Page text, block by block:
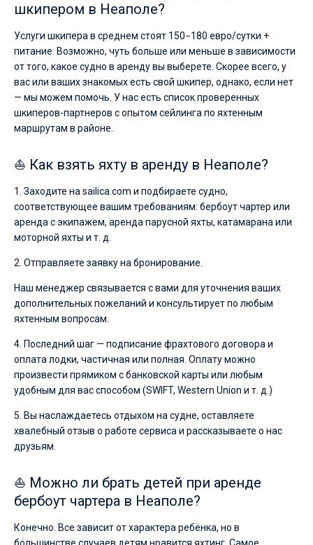
шкипером в Неаполе?
Услуги шкипера в среднем стоят 150−180 евро/сутки +
питание. Возможно, чуть больше или меньше в зависимости
от того, какое судно в аренду вы выберете. Скорее всего, у
вас или ваших знакомых есть свой шкипер, однако, если нет
— мы можем помочь. У нас есть список проверенных
шкиперов-партнеров с опытом сейлинга по яхтенным
маршрутам в районе.
⛵ Как взять яхту в аренду в Неаполе?
1. Заходите на sailica.com и подбираете судно,
соответствующее вашим требованиям: бербоут чартер или
аренда с экипажем, аренда парусной яхты, катамарана или
моторной яхты и т. д.
2. Отправляете заявку на бронирование.
Наш менеджер связывается с вами для уточнения ваших
дополнительных пожеланий и консультирует по любым
яхтенным вопросам.
4. Последний шаг — подписание фрахтового договора и
оплата лодки, частичная или полная. Оплату можно
произвести прямиком с банковской карты или любым
удобным для вас способом (SWIFT, Western Union и т. д.)
5. Вы наслаждаетесь отдыхом на судне, оставляете
хвалебный отзыв о работе сервиса и рассказываете о нас
друзьям.
⛵ Можно ли брать детей при аренде
бербоут чартера в Неаполе?
Конечно. Все зависит от характера ребёнка, но в